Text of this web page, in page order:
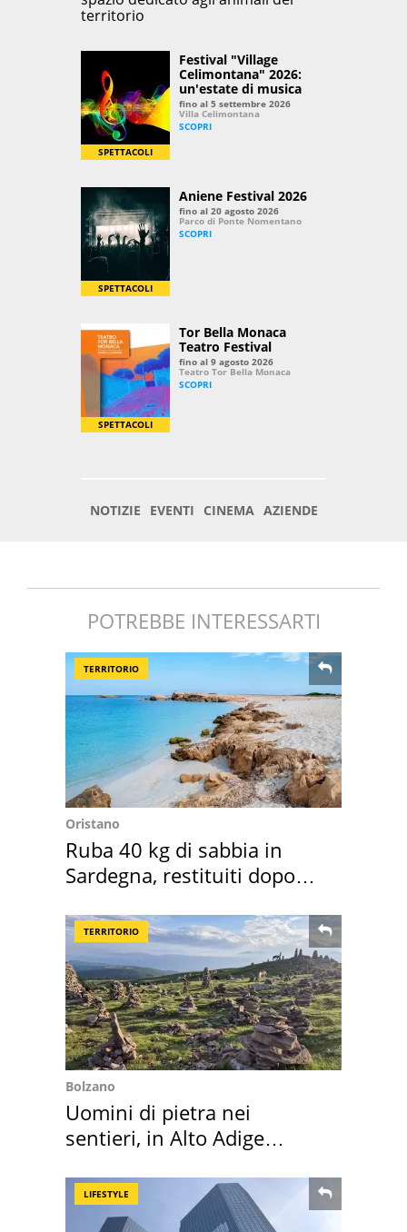
POTREBBE INTERESSARTI
TERRITORIO
Oristano
Ruba 40 kg di sabbia in
Sardegna, restituiti dopo
TERRITORIO
Bolzano
Uomini di pietra nei
sentieri, in Alto Adige
LIFESTYLE